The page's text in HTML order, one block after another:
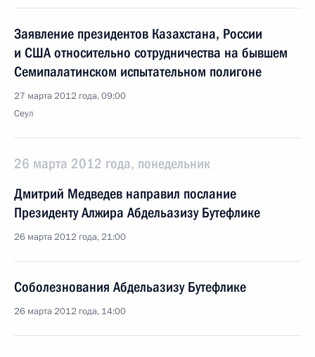
Заявление президентов Казахстана, России
и США относительно сотрудничества на бывшем
Семипалатинском испытательном полигоне
27 марта 2012 года, 09:00
Сеул
26 марта 2012 года, понедельник
Дмитрий Медведев направил послание
Президенту Алжира Абдельазизу Бутефлике
26 марта 2012 года, 21:00
Соболезнования Абдельазизу Бутефлике
26 марта 2012 года, 14:00